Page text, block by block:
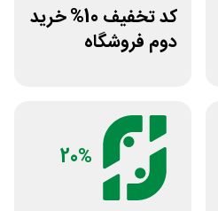
کد تخفیف 10% خرید
دوم فروشگاه
20%